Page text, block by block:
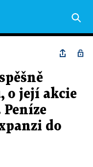
o její akcie
do